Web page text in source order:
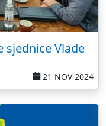
sjednice Vlade
21 NOV 2024